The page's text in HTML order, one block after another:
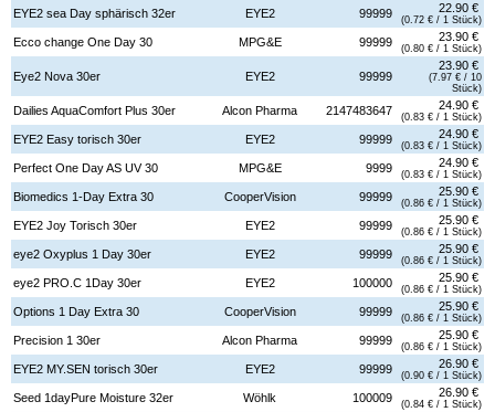
EYE2 sea Day sphärisch 32er EYE2 99999 22.90 €
(0.72 € / 1 Stück)
Ecco change One Day 30 MPG&E 99999 23.90 €
(0.80 € / 1 Stück)
Eye2 Nova 30er EYE2 99999
23.90 €
(7.97 € / 10
Stück)
Dailies AquaComfort Plus 30er Alcon Pharma 2147483647 24.90 €
(0.83 € / 1 Stück)
EYE2 Easy torisch 30er EYE2 99999 24.90 €
(0.83 € / 1 Stück)
Perfect One Day AS UV 30 MPG&E 9999 24.90 €
(0.83 € / 1 Stück)
Biomedics 1-Day Extra 30 CooperVision 99999 25.90 €
(0.86 € / 1 Stück)
EYE2 Joy Torisch 30er EYE2 99999 25.90 €
(0.86 € / 1 Stück)
eye2 Oxyplus 1 Day 30er EYE2 99999 25.90 €
(0.86 € / 1 Stück)
eye2 PRO.C 1Day 30er EYE2 100000 25.90 €
(0.86 € / 1 Stück)
Options 1 Day Extra 30 CooperVision 99999 25.90 €
(0.86 € / 1 Stück)
Precision 1 30er Alcon Pharma 99999 25.90 €
(0.86 € / 1 Stück)
EYE2 MY.SEN torisch 30er EYE2 99999 26.90 €
(0.90 € / 1 Stück)
Seed 1dayPure Moisture 32er Wöhlk 100009 26.90 €
(0.84 € / 1 Stück)